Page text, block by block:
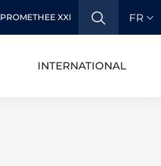
PROMETHEE XXI FR
INTERNATIONAL